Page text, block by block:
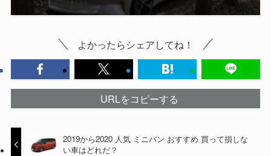
よかったらシェアしてね！
URLをコピーする
2019から2020 人気 ミニバン おすすめ 買って損しな
い車はどれだ？